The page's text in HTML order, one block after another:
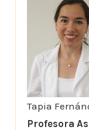
Tapia
Profesora